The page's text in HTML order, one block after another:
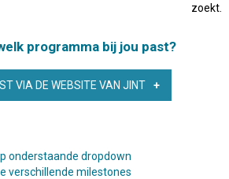
zoekt.
programma bij jou past?
VIA DE WEBSITE VAN JINT
onderstaande dropdown
verschillende milestones